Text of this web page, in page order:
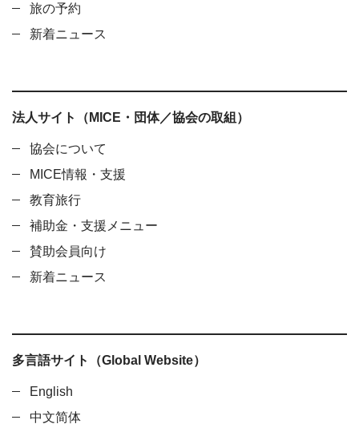
旅の予約
新着ニュース
法人サイト（MICE・団体／協会の取組）
協会について
MICE情報・支援
教育旅行
補助金・支援メニュー
賛助会員向け
新着ニュース
多言語サイト（Global Website）
English
中文简体